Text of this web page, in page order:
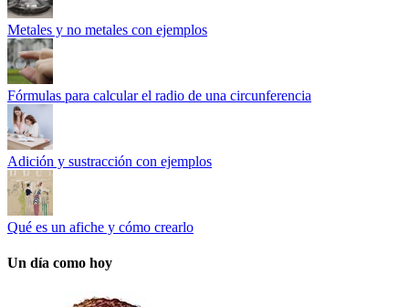
Metales y no metales con ejemplos
Fórmulas para calcular el radio de una circunferencia
Adición y sustracción con ejemplos
Qué es un afiche y cómo crearlo
Un día como hoy